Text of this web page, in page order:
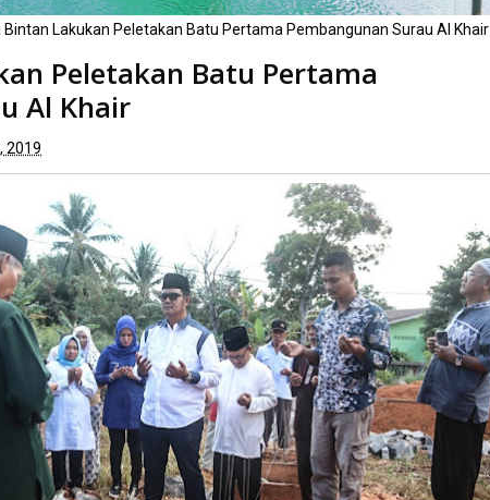
Bintan Lakukan Peletakan Batu Pertama Pembangunan Surau Al Khair
Peletakan Batu Pertama
Al Khair
2019